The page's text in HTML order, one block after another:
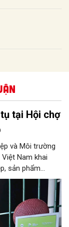
tại Hội chợ
và Môi trường
Nam khai
sản phẩm